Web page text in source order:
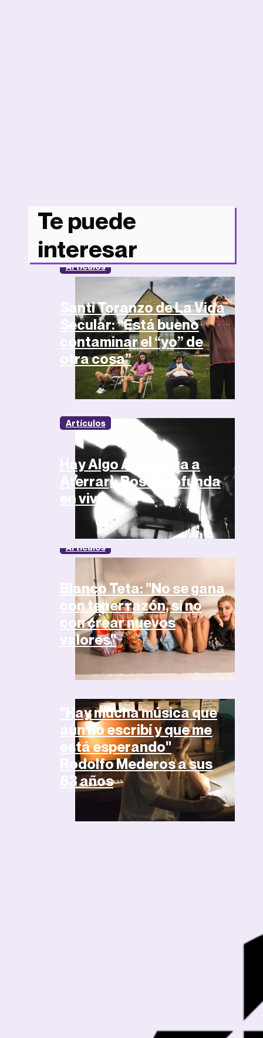
Te puede
interesar
Artículos
Santi Toranzo de La Vida
Secular: “Está bueno
contaminar el “yo” de
otra cosa”
Artículos
Hay Algo Acá (Te va a
Aterrar): Rosa Profunda
en vivo
Artículos
Blanco Teta: "No se gana
con tener razón, si no
con crear nuevos
valores"
Artículos
"Hay mucha música que
aún no escribí y que me
está esperando"
Rodolfo Mederos a sus
83 años